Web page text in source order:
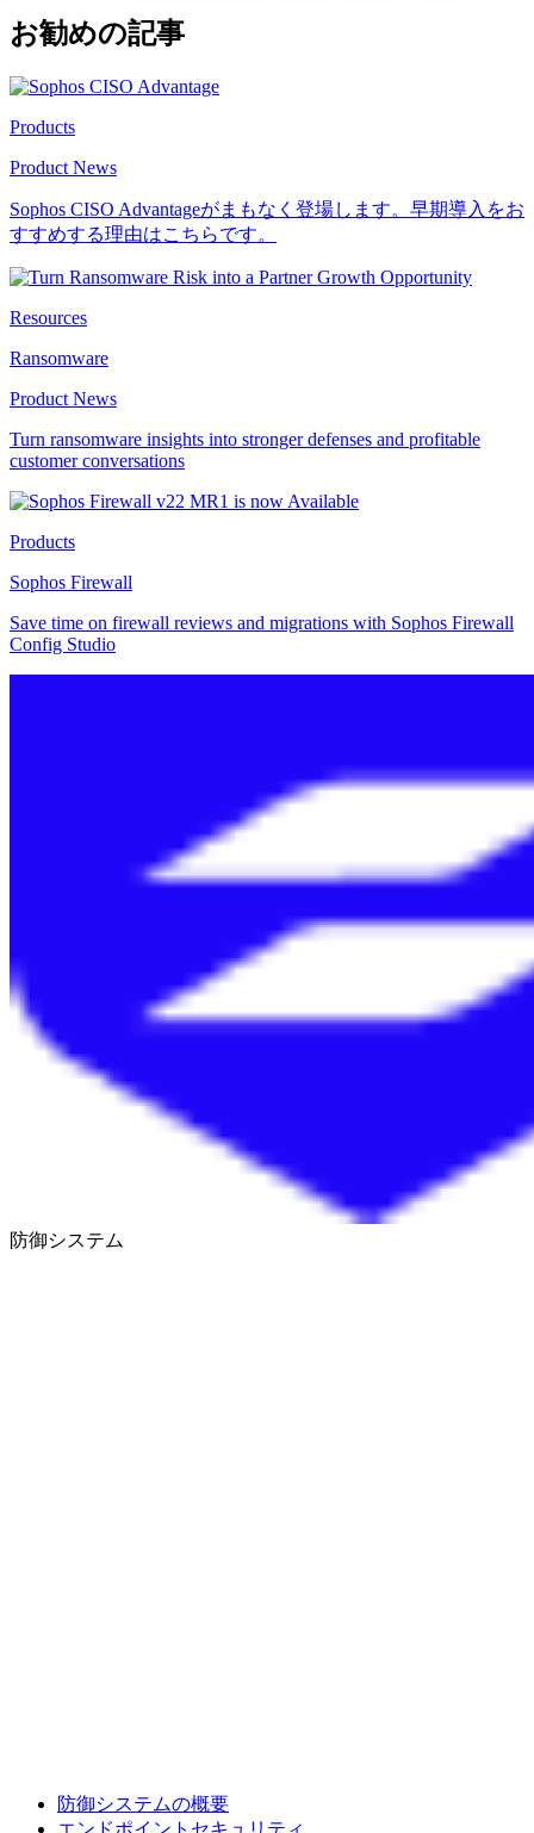
お勧めの記事
Products
Product News
Sophos CISO Advantageがまもなく登場します。早期導入をお
すすめする理由はこちらです。
Resources
Ransomware
Product News
Turn ransomware insights into stronger defenses and profitable
customer conversations
Products
Sophos Firewall
Save time on firewall reviews and migrations with Sophos Firewall
Config Studio
防御システム
防御システムの概要